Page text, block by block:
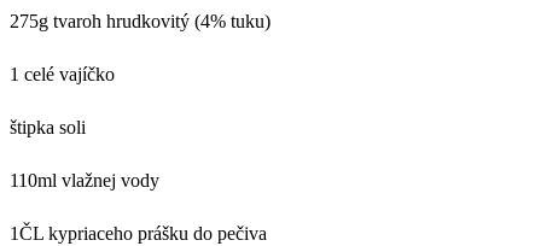
275g tvaroh hrudkovitý (4% tuku)
1 celé vajíčko
štipka soli
110ml vlažnej vody
1ČL kypriaceho prášku do pečiva